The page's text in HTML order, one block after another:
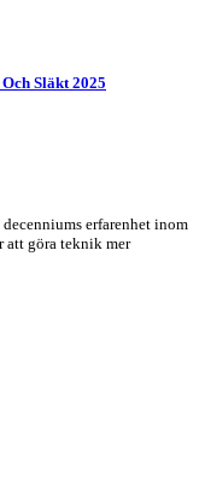
Släkt 2025
erfarenhet inom
att göra teknik mer